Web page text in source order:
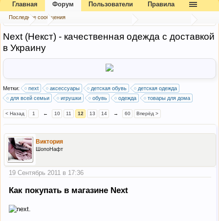
Форум ... Каталог интернет-магазинов
Next (Некст) - качественная одежда с доставкой
в Украину
Метки: next аксессуары детская обувь
детская одежда
для всей семьи
игрушки обувь одежда товары для дома
< Назад 1 ← 10 11 12 13 14 → 60 Вперёд >
Виктория
ШопоНафт
19 Сентябрь 2011 в 17:36
Как покупать в магазине Next
Главная Форум
Последние сообщения
Пользователи Правила